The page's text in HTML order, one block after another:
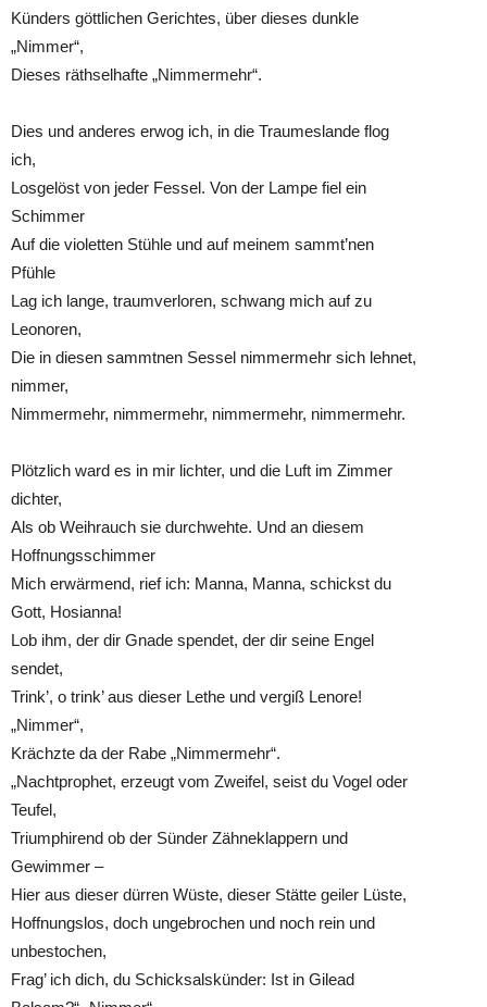
Künders göttlichen Gerichtes, über dieses dunkle
„Nimmer“,
Dieses räthselhafte „Nimmermehr“.
Dies und anderes erwog ich, in die Traumeslande flog
ich,
Losgelöst von jeder Fessel. Von der Lampe fiel ein
Schimmer
Auf die violetten Stühle und auf meinem sammt’nen
Pfühle
Lag ich lange, traumverloren, schwang mich auf zu
Leonoren,
Die in diesen sammtnen Sessel nimmermehr sich lehnet,
nimmer,
Nimmermehr, nimmermehr, nimmermehr, nimmermehr.
Plötzlich ward es in mir lichter, und die Luft im Zimmer
dichter,
Als ob Weihrauch sie durchwehte. Und an diesem
Hoffnungsschimmer
Mich erwärmend, rief ich: Manna, Manna, schickst du
Gott, Hosianna!
Lob ihm, der dir Gnade spendet, der dir seine Engel
sendet,
Trink’, o trink’ aus dieser Lethe und vergiß Lenore!
„Nimmer“,
Krächzte da der Rabe „Nimmermehr“.
„Nachtprophet, erzeugt vom Zweifel, seist du Vogel oder
Teufel,
Triumphirend ob der Sünder Zähneklappern und
Gewimmer –
Hier aus dieser dürren Wüste, dieser Stätte geiler Lüste,
Hoffnungslos, doch ungebrochen und noch rein und
unbestochen,
Frag’ ich dich, du Schicksalskünder: Ist in Gilead